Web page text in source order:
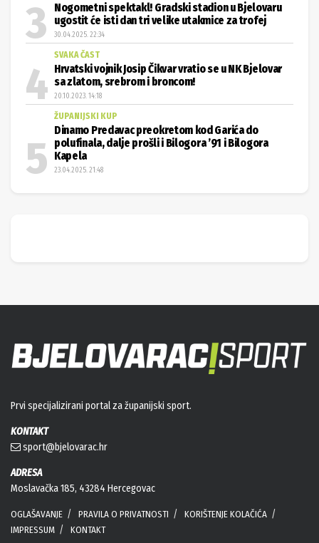
Nogometni spektakl! Gradski stadion u Bjelovaru
ugostit će isti dan tri velike utakmice za trofej
30.04.2025. 22:34
SVAKA ČAST
Hrvatski vojnik Josip Čikvar vratio se u NK Bjelovar
sa zlatom, srebrom i broncom!
20.10.2023. 14:18
ŽUPANIJSKI KUP
Dinamo Predavac preokretom kod Garića do
polufinala, dalje prošli i Bilogora ’91 i Bilogora
Kapela
23.04.2025. 21:48
Prvi specijalizirani portal za županijski sport.
KONTAKT
sport@bjelovarac.hr
ADRESA
Moslavačka 185, 43284 Hercegovac
OGLAŠAVANJE PRAVILA O PRIVATNOSTI
KORIŠTENJE KOLAČIĆA
IMPRESSUM
KONTAKT